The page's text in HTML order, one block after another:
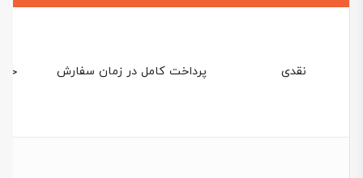
نقدی پرداخت کامل در زمان سفارش